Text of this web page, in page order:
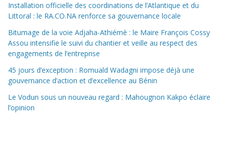
Installation officielle des coordinations de l’Atlantique et du
Littoral : le RA.CO.NA renforce sa gouvernance locale
Bitumage de la voie Adjaha-Athiémè : le Maire François Cossy
Assou intensifie le suivi du chantier et veille au respect des
engagements de l’entreprise
45 jours d’exception : Romuald Wadagni impose déjà une
gouvernance d’action et d’excellence au Bénin
Le Vodun sous un nouveau regard : Mahougnon Kakpo éclaire
l’opinion